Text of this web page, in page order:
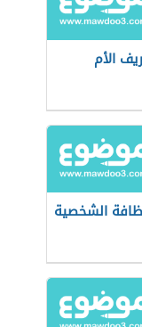
الأم
الشخصية